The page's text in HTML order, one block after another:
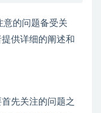
意的问题备受关
供详细的阐述和
先关注的问题之